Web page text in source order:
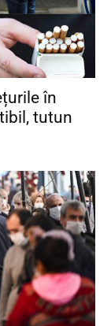
în
tutun